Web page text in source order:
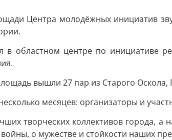
Центра молодёжных инициатив
областном центре по инициативе
вышли 27 пар из Старого Оскола,
месяцев: организаторы и
творческих коллективов города,
о мужестве и стойкости наших